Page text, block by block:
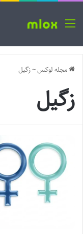
منو
مجله لوکس~زگیل
زگیل